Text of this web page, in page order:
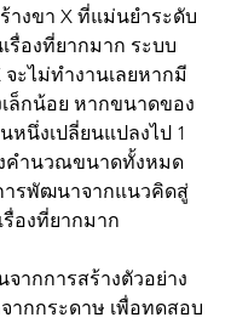
างขา X ที่แม่นยำระดับ
รื่องที่ยากมาก ระบบ
จะไม่ทำงานเลยหากมี
ล็กน้อย หากขนาดของ
นึ่งเปลี่ยนแปลงไป 1
คำนวณขนาดทั้งหมด
รพัฒนาจากแนวคิดสู่
รื่องที่ยากมาก
ากการสร้างตัวอย่าง
ากกระดาษ เพื่อทดสอบ